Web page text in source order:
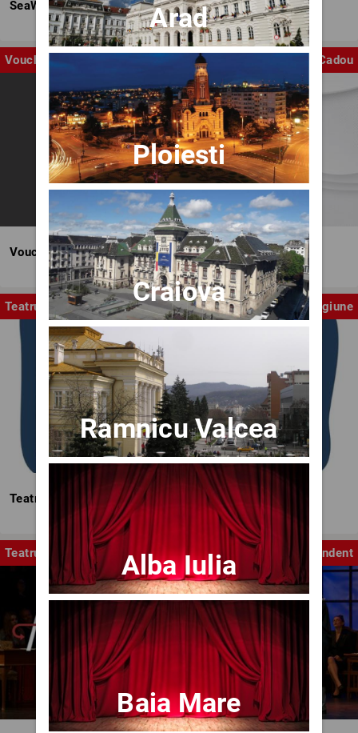
SeaWave Film & Arts Festival editia IV
Voucher Cadou
Voucher BILET.ro
Teatrul Mic Stagiune
Teatrul Mic - Stagiunea 2025-2026
Teatru Independent
Arad
Ploiesti
Craiova
Ramnicu Valcea
Alba Iulia
Baia Mare